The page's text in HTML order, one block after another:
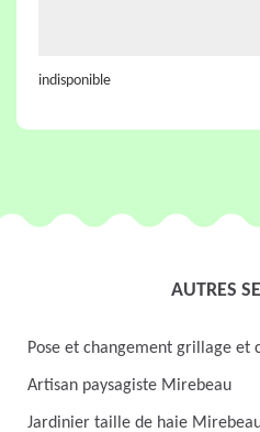
indisponible
AUTRES
Pose et changement grillage et
Artisan paysagiste Mirebeau
Jardinier taille de haie